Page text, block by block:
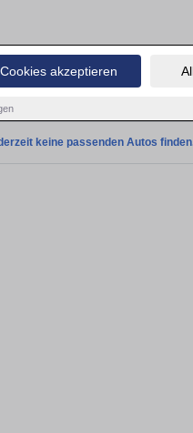
akzeptieren
Finden Sie in
in Allmendingen gebrauchte VW
keine passenden Autos